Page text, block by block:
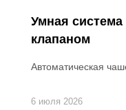
Умная
клапаном
Автоматическая
6 июля 2026